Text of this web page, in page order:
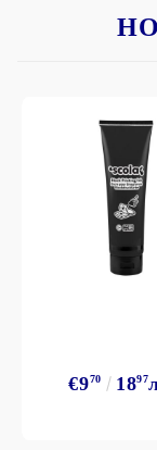
€970 1897